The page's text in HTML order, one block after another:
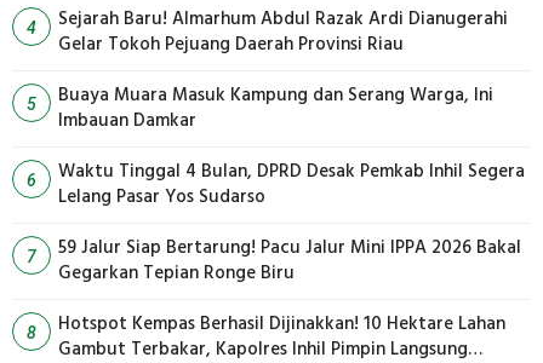
4
Sejarah Baru! Almarhum Abdul Razak Ardi Dianugerahi
Gelar Tokoh Pejuang Daerah Provinsi Riau
5
Buaya Muara Masuk Kampung dan Serang Warga, Ini
Imbauan Damkar
6
Waktu Tinggal 4 Bulan, DPRD Desak Pemkab Inhil Segera
Lelang Pasar Yos Sudarso
7
59 Jalur Siap Bertarung! Pacu Jalur Mini IPPA 2026 Bakal
Gegarkan Tepian Ronge Biru
8
Hotspot Kempas Berhasil Dijinakkan! 10 Hektare Lahan
Gambut Terbakar, Kapolres Inhil Pimpin Langsung